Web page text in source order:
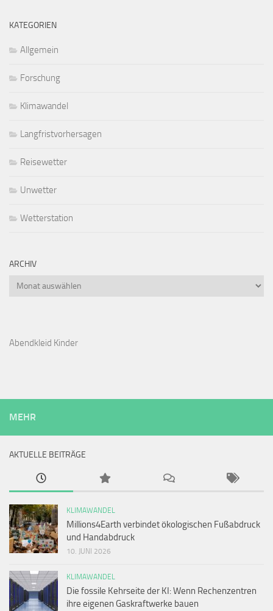
KATEGORIEN
Allgemein
Forschung
Klimawandel
Langfristvorhersagen
Reisewetter
Unwetter
Wetterstation
ARCHIV
Archiv
Abendkleid Kinder
MEHR
AKTUELLE BEITRÄGE
KLIMAWANDEL
Millions4Earth verbindet ökologischen Fußabdruck
und Handabdruck
10. JUNI 2026
KLIMAWANDEL
Die fossile Kehrseite der KI: Wenn Rechenzentren
ihre eigenen Gaskraftwerke bauen